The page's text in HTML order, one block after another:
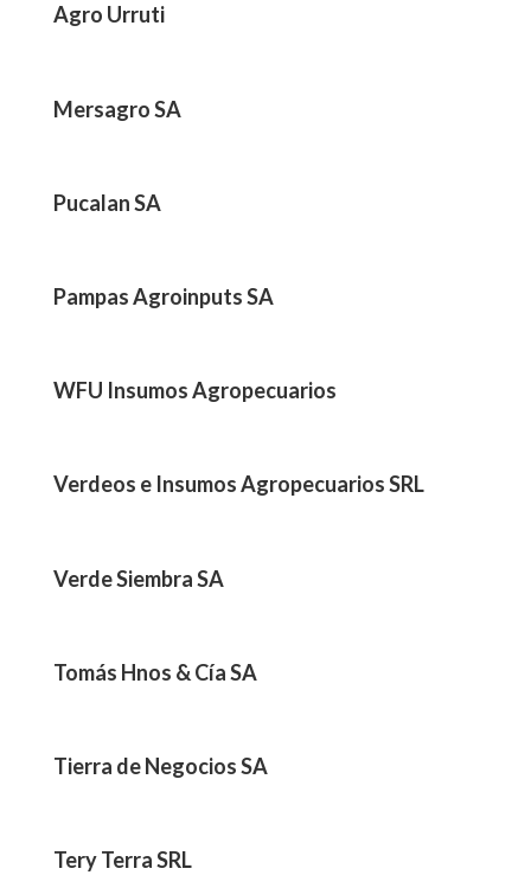
Agro Urruti
Mersagro SA
Pucalan SA
Pampas Agroinputs SA
WFU Insumos Agropecuarios
Verdeos e Insumos Agropecuarios SRL
Verde Siembra SA
Tomás Hnos & Cía SA
Tierra de Negocios SA
Tery Terra SRL